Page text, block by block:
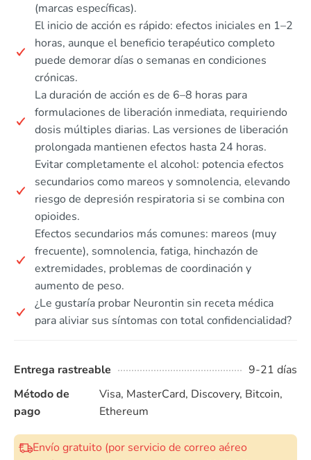
(marcas específicas).
El inicio de acción es rápido: efectos iniciales en 1–2
horas, aunque el beneficio terapéutico completo
puede demorar días o semanas en condiciones
crónicas.
La duración de acción es de 6–8 horas para
formulaciones de liberación inmediata, requiriendo
dosis múltiples diarias. Las versiones de liberación
prolongada mantienen efectos hasta 24 horas.
Evitar completamente el alcohol: potencia efectos
secundarios como mareos y somnolencia, elevando
riesgo de depresión respiratoria si se combina con
opioides.
Efectos secundarios más comunes: mareos (muy
frecuente), somnolencia, fatiga, hinchazón de
extremidades, problemas de coordinación y
aumento de peso.
¿Le gustaría probar Neurontin sin receta médica
para aliviar sus síntomas con total confidencialidad?
Entrega rastreable
9-21 días
Método de
pago
Visa, MasterCard, Discovery, Bitcoin,
Ethereum
Envío gratuito (por servicio de correo aéreo